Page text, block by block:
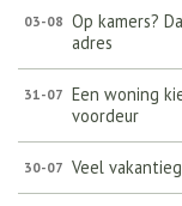
03-08 Op kamers?
adres
31-07 Een woning
voordeur
30-07 Veel